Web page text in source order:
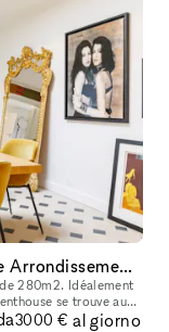
Charmant appartement dans le 6ème Arrondissement, rue Du Four en plein coeur de St Germain des Prés
280m2. Idéalement
se trouve au
les ba
3000 € al giorno